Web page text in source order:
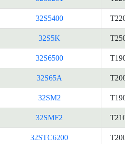
32S5400
32S5K
32S6500
32S65A
32SM2
32SMF2
32STC6200